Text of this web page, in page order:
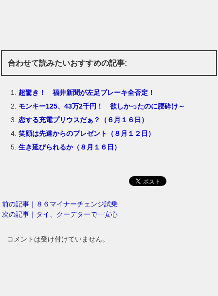
合わせて読みたいおすすめの記事:
超驚き！ 福井新聞が左足ブレーキ全否定！
モンキー125、43万2千円！ 欲しかったのに腰砕け～
恋する充電プリウスだぁ？（６月１６日）
笑顔は先達からのプレゼント（８月１２日）
生き延びられるか（８月１６日）
前の記事｜８６マイナーチェンジ試乗
次の記事｜タイ、クーデターで一安心
コメントは受け付けていません。